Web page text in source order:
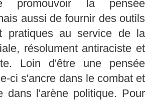
promouvoir la pensée
aussi de fournir des outils
pratiques au service de la
résolument antiraciste et
Loin d'être une pensée
ci s'ancre dans le combat et
dans l'arène politique. Pour